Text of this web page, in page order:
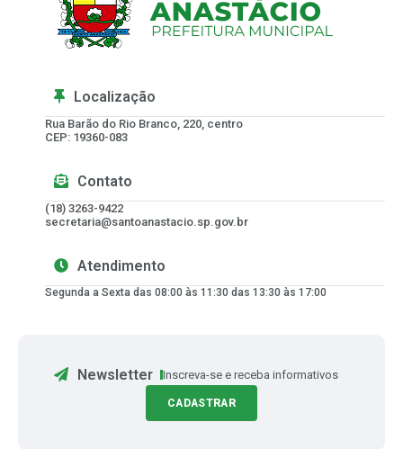
Localização
Rua Barão do Rio Branco, 220, centro
CEP: 19360-083
Contato
(18) 3263-9422
secretaria@santoanastacio.sp.gov.br
Atendimento
Segunda a Sexta das 08:00 às 11:30 das 13:30 às 17:00
Newsletter Inscreva-se e receba informativos
CADASTRAR